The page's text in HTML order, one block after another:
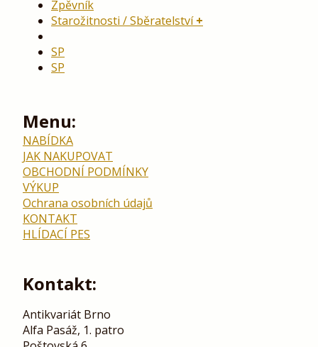
Zpěvník
Starožitnosti / Sběratelství
SP
SP
Menu:
NABÍDKA
JAK NAKUPOVAT
OBCHODNÍ PODMÍNKY
VÝKUP
Ochrana osobních údajů
KONTAKT
HLÍDACÍ PES
Kontakt:
Antikvariát Brno
Alfa Pasáž, 1. patro